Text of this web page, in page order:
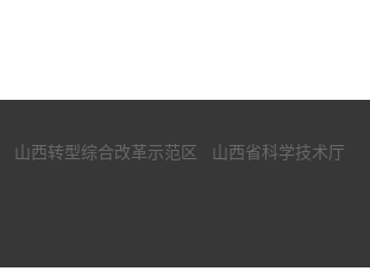
山西转型综合改革示范区
山西省科学技术厅